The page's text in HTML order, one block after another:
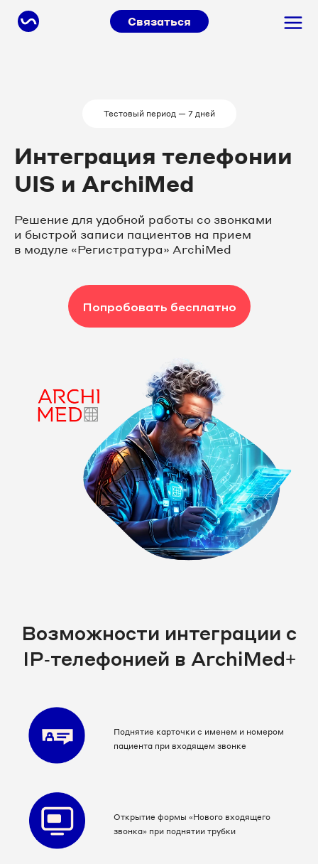
Связаться
Тестовый период — 7 дней
Интеграция телефонии
UIS и ArchiMed
Решение для удобной работы со звонками
и быстрой записи пациентов на прием
в модуле «Регистратура» ArchiMed
Попробовать бесплатно
Возможности интеграции с
IP‑телефонией в ArchiMed+
Поднятие карточки с именем и номером
пациента при входящем звонке
Открытие формы «Нового входящего
звонка» при поднятии трубки